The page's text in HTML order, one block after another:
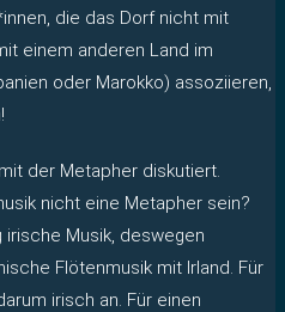
die das Dorf nicht mit
einem anderen Land im
oder Marokko) assoziieren,
der Metapher diskutiert.
nicht eine Metapher sein?
irische Musik, deswegen
Flötenmusik mit Irland. Für
irisch an. Für einen